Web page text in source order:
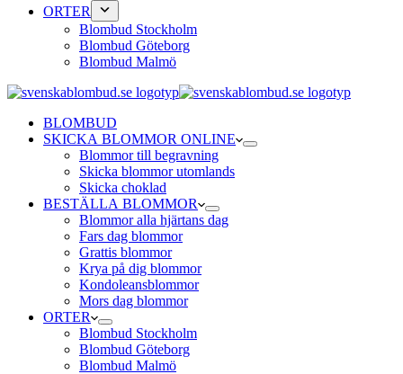
ORTER
Blombud Stockholm
Blombud Göteborg
Blombud Malmö
BLOMBUD
SKICKA BLOMMOR ONLINE
Blommor till begravning
Skicka blommor utomlands
Skicka choklad
BESTÄLLA BLOMMOR
Blommor alla hjärtans dag
Fars dag blommor
Grattis blommor
Krya på dig blommor
Kondoleansblommor
Mors dag blommor
ORTER
Blombud Stockholm
Blombud Göteborg
Blombud Malmö